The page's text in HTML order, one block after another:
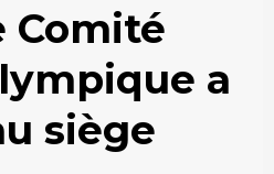
Comité
a
siège